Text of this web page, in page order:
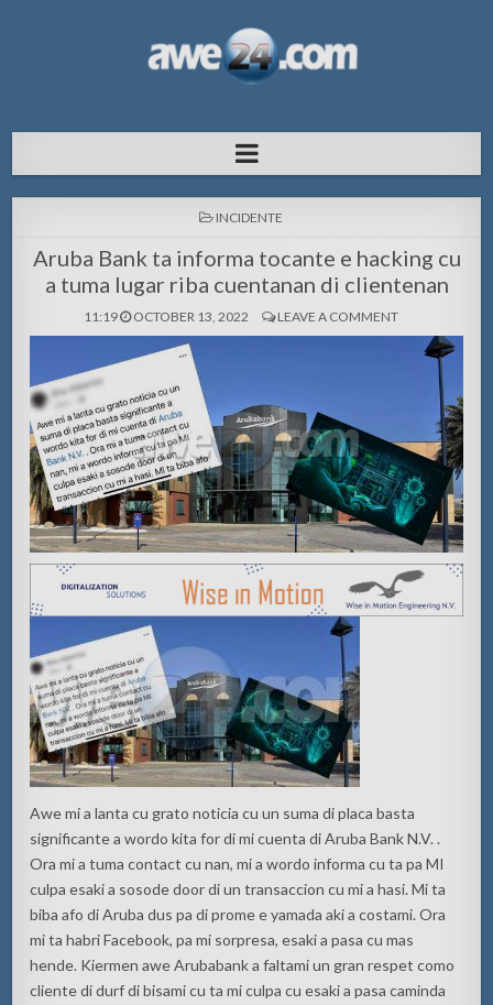
pa Aruba
POSTED
INCIDENTE
Aruba Bank ta informa tocante e hacking cu
a tuma lugar riba cuentanan di clientenan
11:19 OCTOBER 13, 2022 LEAVE A COMMENT
Awe mi a lanta cu grato noticia cu un suma di placa basta
significante a wordo kita for di mi cuenta di Aruba Bank N.V. .
Ora mi a tuma contact cu nan, mi a wordo informa cu ta pa MI
culpa esaki a sosode door di un transaccion cu mi a hasi. Mi ta
biba afo di Aruba dus pa di prome e yamada aki a costami. Ora
mi ta habri Facebook, pa mi sorpresa, esaki a pasa cu mas
hende. Kiermen awe Arubabank a faltami un gran respet como
cliente di durf di bisami cu ta mi culpa cu esaki a pasa caminda